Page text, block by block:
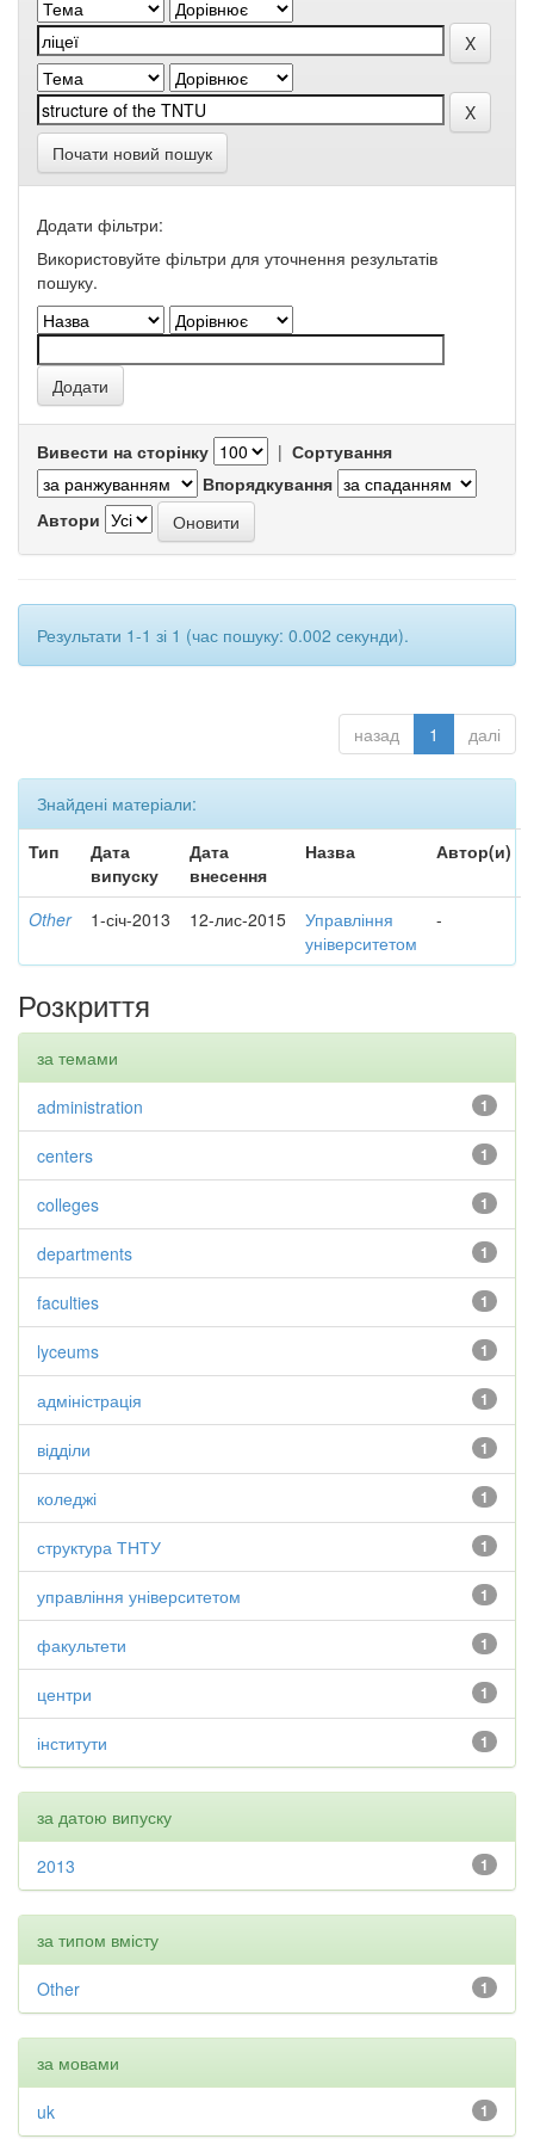
Почати новий пошук
Додати фільтри:
Використовуйте фільтри для уточнення результатів
пошуку.
Вивести на сторінку | Сортування
Впорядкування
Автори
Результати 1-1 зі 1 (час пошуку: 0.002 секунди).
назад 1 далі
Знайдені матеріали:
Тип
Дата
випуску
Дата
внесення
Назва Автор(и)
Other 1-січ-2013 12-лис-2015
Управління
університетом
-
Розкриття
за темами
1
administration
1
centers
1
colleges
1
departments
1
faculties
1
lyceums
1
адміністрація
1
відділи
1
коледжі
1
структура ТНТУ
1
управління університетом
1
факультети
1
центри
1
інститути
за датою випуску
1
2013
за типом вмісту
1
Other
за мовами
1
uk